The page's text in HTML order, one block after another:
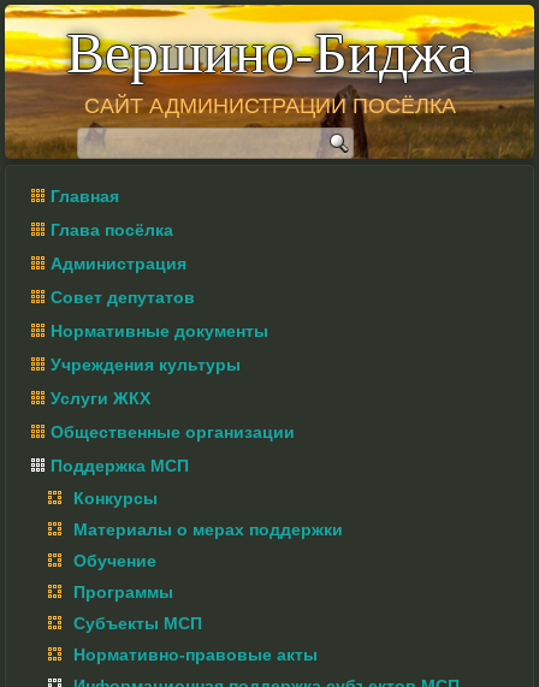
Вершино-Биджа
САЙТ АДМИНИСТРАЦИИ ПОСЁЛКА
Главная
Глава посёлка
Администрация
Совет депутатов
Нормативные документы
Учреждения культуры
Услуги ЖКХ
Общественные организации
Поддержка МСП
Конкурсы
Материалы о мерах поддержки
Обучение
Программы
Субъекты МСП
Нормативно-правовые акты